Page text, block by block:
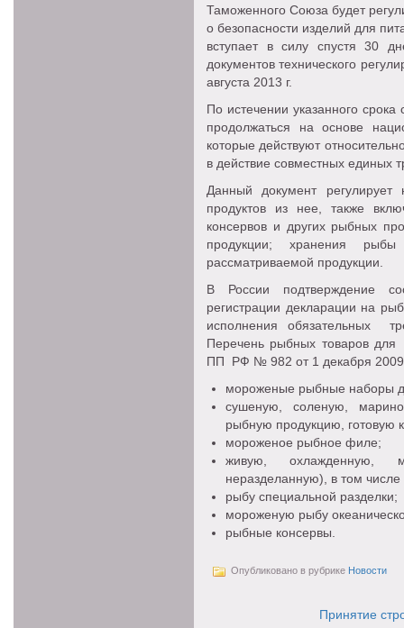
Таможенного Союза будет
о безопасности изделий для
вступает в силу спустя 30
документов технического
августа 2013 г.
По истечении указанного
продолжаться на основе
которые действуют
в действие совместных единых
Данный документ
продуктов из нее, также
консервов и других рыбных
продукции; хранения
рассматриваемой продукции.
В России подтверждение
регистрации декларации на
исполнения обязательных
Перечень рыбных товаров для
ПП РФ № 982 от 1 декабря 2009
мороженые рыбные наборы
сушеную, соленую,
рыбную продукцию, готовую
мороженое рыбное филе;
живую, охлажденную,
неразделанную), в том
рыбу специальной разделки;
мороженую рыбу
рыбные консервы.
Опубликовано в рубрике Новости
Принятие